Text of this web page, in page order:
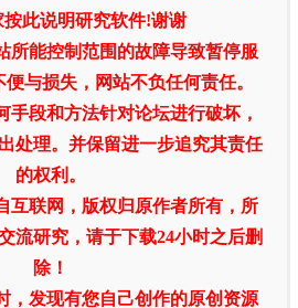
此说明研究软件!谢谢
所能控制范围的故障导致暂停服
与损失，网站不负任何责任。
手段和方法针对论坛进行破坏，
处理。并保留进一步追究其责任
的权利。
互联网，版权归原作者所有，所
流研究，请于下载24小时之后删
除！
，发现有您自己创作的原创资源